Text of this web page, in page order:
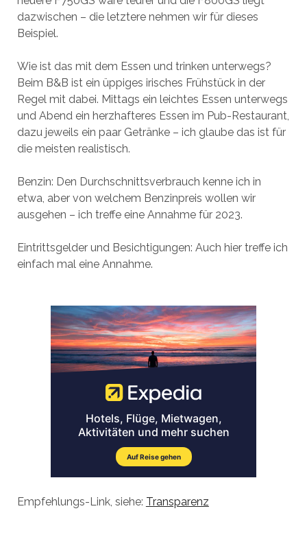
dazwischen – die letztere nehmen wir für dieses
Beispiel.
Wie ist das mit dem Essen und trinken unterwegs?
Beim B&B ist ein üppiges irisches Frühstück in der
Regel mit dabei. Mittags ein leichtes Essen unterwegs
und Abend ein herzhafteres Essen im Pub-Restaurant,
dazu jeweils ein paar Getränke – ich glaube das ist für
die meisten realistisch.
Benzin: Den Durchschnittsverbrauch kenne ich in
etwa, aber von welchem Benzinpreis wollen wir
ausgehen – ich treffe eine Annahme für 2023.
Eintrittsgelder und Besichtigungen: Auch hier treffe ich
einfach mal eine Annahme.
Empfehlungs-Link, siehe: Transparenz